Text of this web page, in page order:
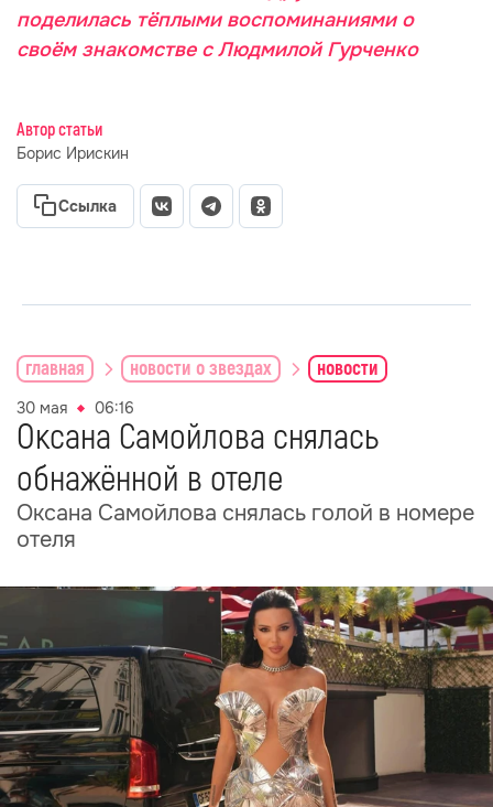
поделилась тёплыми воспоминаниями о
своём знакомстве с Людмилой Гурченко
Автор статьи
Борис Ирискин
Ссылка
главная новости о звездах новости
30 мая 06:16
Оксана Самойлова снялась
обнажённой в отеле
Оксана Самойлова снялась голой в номере
отеля